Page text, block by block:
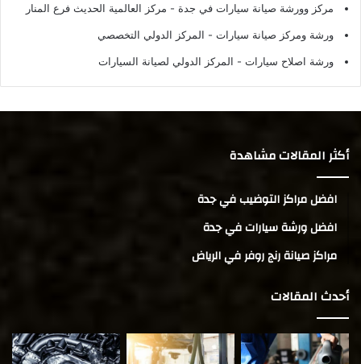
مركز وورشة صيانة سيارات في جدة - مركز العالمية الحديث فرع المنار
ورشة ومركز صيانة سيارات - المركز الدولي التخصصي
ورشة اصلاح سيارات - المركز الدولي لصيانة السيارات
أكثر المقالات مشاهدة
افضل مراكز التوضيب في جدة
افضل ورشة سيارات في جدة
مراكز صيانة رنج روفر في الرياض
أحدث المقالات